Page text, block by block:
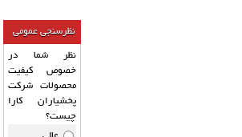
نظرسنجی عمومی
نظر شما در
خصوص کیفیت
محصولات شرکت
پخشیاران کارا
چیست؟